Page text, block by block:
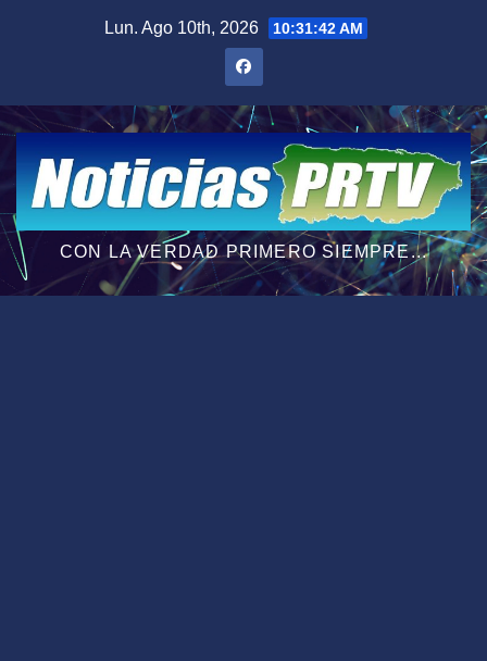
Lun. Ago 10th, 2026 10:31:43 AM
CON LA VERDAD PRIMERO SIEMPRE...